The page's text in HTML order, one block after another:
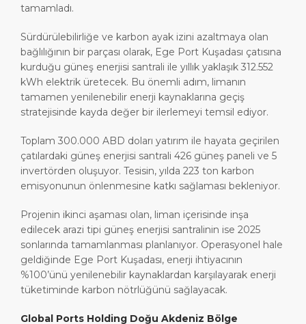
tamamladı.
Sürdürülebilirliğe ve karbon ayak izini azaltmaya olan
bağlılığının bir parçası olarak, Ege Port Kuşadası çatısına
kurduğu güneş enerjisi santrali ile yıllık yaklaşık 312.552
kWh elektrik üretecek. Bu önemli adım, limanın
tamamen yenilenebilir enerji kaynaklarına geçiş
stratejisinde kayda değer bir ilerlemeyi temsil ediyor.
Toplam 300.000 ABD doları yatırım ile hayata geçirilen
çatılardaki güneş enerjisi santrali 426 güneş paneli ve 5
invertörden oluşuyor. Tesisin, yılda 223 ton karbon
emisyonunun önlenmesine katkı sağlaması bekleniyor.
Projenin ikinci aşaması olan, liman içerisinde inşa
edilecek arazi tipi güneş enerjisi santralinin ise 2025
sonlarında tamamlanması planlanıyor. Operasyonel hale
geldiğinde Ege Port Kuşadası, enerji ihtiyacının
%100’ünü yenilenebilir kaynaklardan karşılayarak enerji
tüketiminde karbon nötrlüğünü sağlayacak.
Global Ports Holding Doğu Akdeniz Bölge